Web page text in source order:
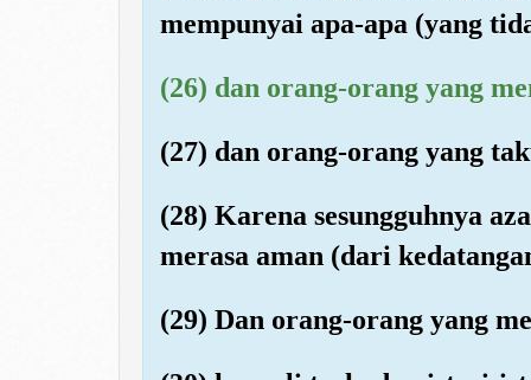
mempunyai apa-apa (yang
(26) dan orang-orang yang
(27) dan orang-orang yang
(28) Karena sesungguhnya
merasa aman (dari
(29) Dan orang-orang yang